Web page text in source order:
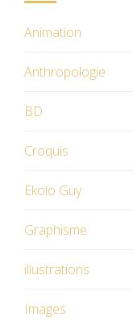
Animation
Anthropologie
BD
Croquis
Ekolo Guy
Graphisme
illustrations
Images